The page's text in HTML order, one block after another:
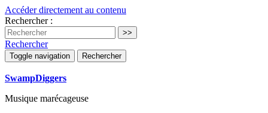
Accéder directement au contenu
Rechercher :
Rechercher
Toggle navigation Rechercher
SwampDiggers
Musique marécageuse